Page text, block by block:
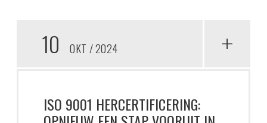
10 OKT 2024 +
ISO 9001 HERCERTIFICERING: